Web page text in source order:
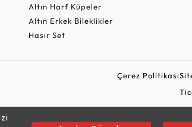
Altın Harf Küpeler
Altın Erkek Bileklikler
Hasır Set
Çerez Politikası
- Bu sitenin tüm hakları saklıdır.